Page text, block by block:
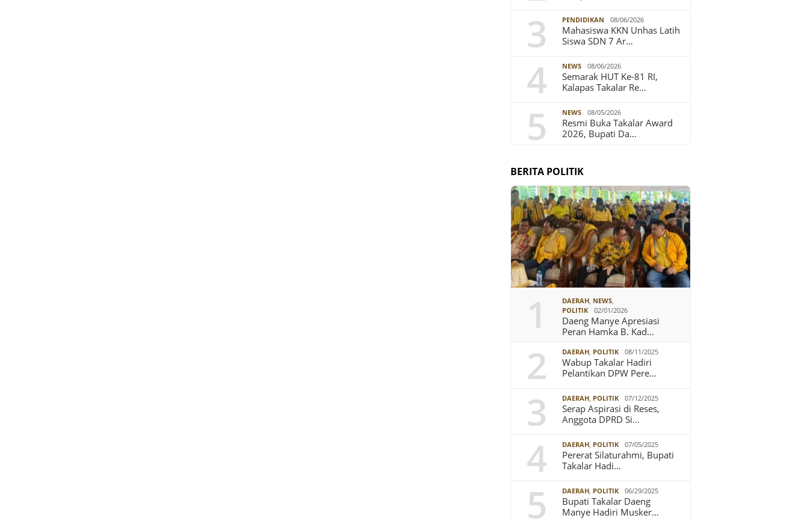
3 PENDIDIKAN 08/06/2026
Mahasiswa KKN Unhas Latih
Siswa SDN 7 Ar…
4 NEWS 08/06/2026
Semarak HUT Ke-81 RI,
Kalapas Takalar Re…
5 NEWS 08/05/2026
Resmi Buka Takalar Award
2026, Bupati Da…
BERITA POLITIK
1 DAERAH, NEWS,
POLITIK
02/01/2026
Daeng Manye Apresiasi
Peran Hamka B. Kad…
2 DAERAH, POLITIK 08/11/2025
Wabup Takalar Hadiri
Pelantikan DPW Pere…
3 DAERAH, POLITIK 07/12/2025
Serap Aspirasi di Reses,
Anggota DPRD Si…
4 DAERAH, POLITIK 07/05/2025
Pererat Silaturahmi, Bupati
Takalar Hadi…
5 DAERAH, POLITIK 06/29/2025
Bupati Takalar Daeng
Manye Hadiri Musker…